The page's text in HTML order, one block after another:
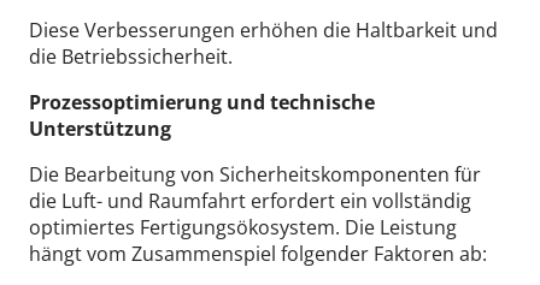
Diese Verbesserungen erhöhen die Haltbarkeit und
die Betriebssicherheit.
Prozessoptimierung und technische
Unterstützung
Die Bearbeitung von Sicherheitskomponenten für
die Luft- und Raumfahrt erfordert ein vollständig
optimiertes Fertigungsökosystem. Die Leistung
hängt vom Zusammenspiel folgender Faktoren ab: